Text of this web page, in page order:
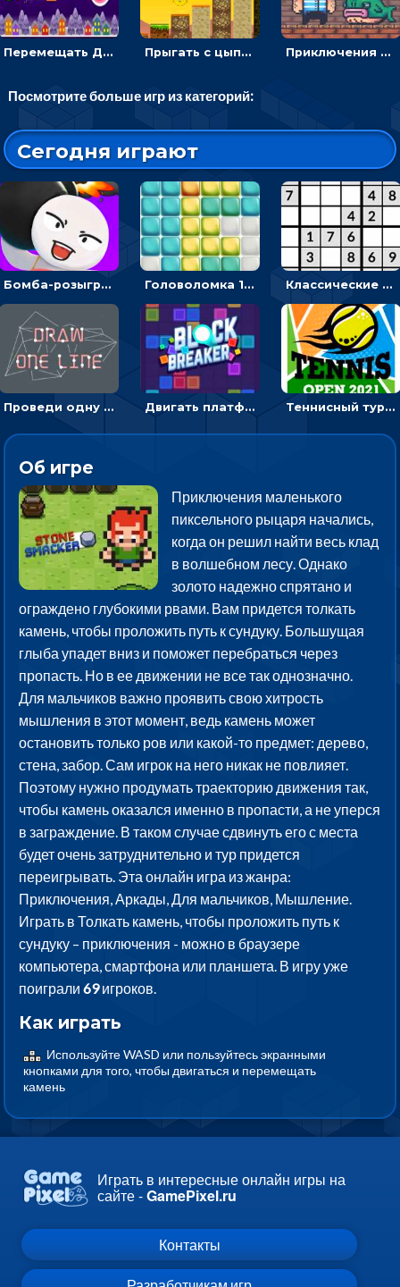
Перемещать Деда Мороза с оленями, чтобы стрелять по снеговикам - приключения Прыгать с цыпленком по столбикам вверх, чтобы собирать время - гиперказуальные Приключения Пиратские бомбы: собирать взрывчатку, пока не поднялась вода
Посмотрите больше игр из категорий:
Сегодня играют
Бомба-розыгрыш: передавай и беги – 3D гиперказуалка Головоломка 10х10 Классические судоку: реши 30 уровней головоломки
Проведи одну линию и повтори фигуру - головоломка Двигать платформу и отбивать мячики или ловить бонусы Теннисный турнир: подавать или отбивать шарик ракеткой
Об игре
Приключения маленького
пиксельного рыцаря начались,
когда он решил найти весь клад
в волшебном лесу. Однако
золото надежно спрятано и
ограждено глубокими рвами. Вам придется толкать
камень, чтобы проложить путь к сундуку. Большущая
глыба упадет вниз и поможет перебраться через
пропасть. Но в ее движении не все так однозначно.
Для мальчиков важно проявить свою хитрость
мышления в этот момент, ведь камень может
остановить только ров или какой-то предмет: дерево,
стена, забор. Сам игрок на него никак не повлияет.
Поэтому нужно продумать траекторию движения так,
чтобы камень оказался именно в пропасти, а не уперся
в заграждение. В таком случае сдвинуть его с места
будет очень затруднительно и тур придется
переигрывать. Эта онлайн игра из жанра:
Приключения, Аркады, Для мальчиков, Мышление.
Играть в Толкать камень, чтобы проложить путь к
сундуку – приключения - можно в браузере
компьютера, смартфона или планшета. В игру уже
поиграли69игроков.
Как играть
Используйте WASD или пользуйтесь экранными
кнопками для того, чтобы двигаться и перемещать
камень
Играть в интересные онлайн игры на
сайте -GamePixel.ru
Контакты